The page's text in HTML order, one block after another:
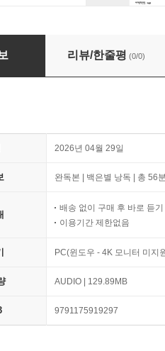
리뷰/한줄평 (0/0)
2026년 04월 29일
완독본 | 백은별 낭독 | 총 56
배송 없이 구매 후 바로 듣기
이용기간 제한없음
PC(윈도우 - 4K 모니터 미지
AUDIO | 129.89MB
9791175919297